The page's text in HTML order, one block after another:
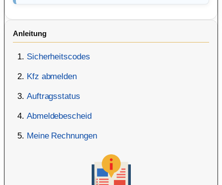
Anleitung
Sicherheitscodes
Kfz abmelden
Auftragsstatus
Abmeldebescheid
Meine Rechnungen